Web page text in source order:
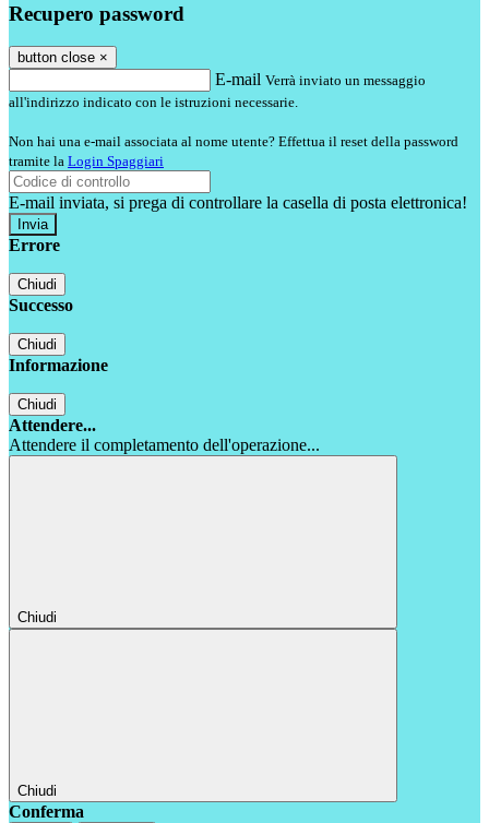
Recupero password
button close ×
E-mail Verrà inviato un messaggio
all'indirizzo indicato con le istruzioni necessarie.
Non hai una e-mail associata al nome utente? Effettua il reset della password
tramite la Login Spaggiari
E-mail inviata, si prega di controllare la casella di posta elettronica!
Errore
Chiudi
Successo
Chiudi
Informazione
Chiudi
Attendere...
Attendere il completamento dell'operazione...
Chiudi
Chiudi
Conferma